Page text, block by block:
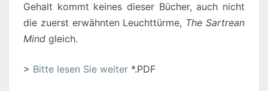
Gehalt kommt keines dieser Bücher, auch nicht
die zuerst erwähnten Leuchttürme, The Sartrean
Mind gleich.
> Bitte lesen Sie weiter *.PDF